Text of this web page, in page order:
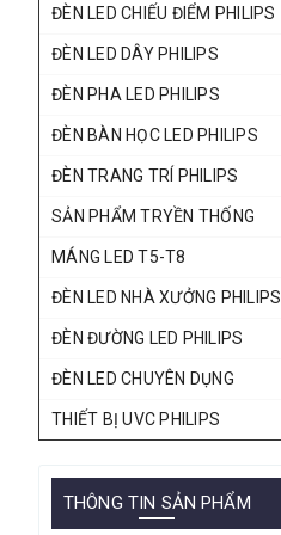
ĐÈN LED CHIẾU ĐIỂM PHILIPS
ĐÈN LED DÂY PHILIPS
ĐÈN PHA LED PHILIPS
ĐÈN BÀN HỌC LED PHILIPS
ĐÈN TRANG TRÍ PHILIPS
SẢN PHẨM TRYỀN THỐNG
MÁNG LED T5-T8
ĐÈN LED NHÀ XƯỞNG PHILIPS
ĐÈN ĐƯỜNG LED PHILIPS
ĐÈN LED CHUYÊN DỤNG
THIẾT BỊ UVC PHILIPS
THÔNG TIN SẢN PHẨM